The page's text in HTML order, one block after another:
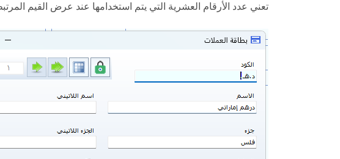
تعني عدد الأرقام العشرية التي يتم استخدامها عند عرض القيم